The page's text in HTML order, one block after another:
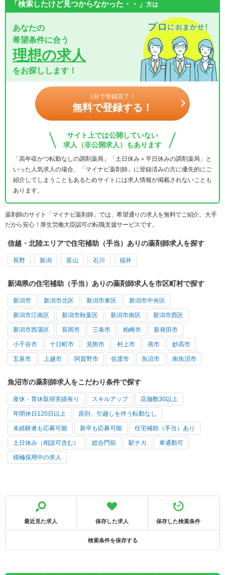
「検索したけど見つからなかった・・」 方は
あなたの
希望条件に合う
理想の求人
をお探しします！
1分で登録完了！
無料で登録する！
サイト上では公開していない
求人（非公開求人）もあります
「高年収かつ転勤なしの調剤薬局」「土日休み＋平日休みの調剤薬局」と
いった人気求人の場合、「マイナビ薬剤師」に登録済みの方に優先的にご
紹介してしまうこともあるためサイトには求人情報が掲載されないことも
あります。
薬剤師のサイト「マイナビ薬剤師」では、希望通りの求人を無料でご紹介。大手
だから安心！厚生労働大臣認可の転職支援サービスです。
信越・北陸エリアで住宅補助（手当）ありの薬剤師求人を探す
長野 新潟 富山 石川 福井
新潟県の住宅補助（手当）ありの薬剤師求人を市区町村で探す
新潟市 新潟市北区 新潟市東区 新潟市中央区
新潟市江南区 新潟市秋葉区 新潟市南区 新潟市西区
新潟市西蒲区 長岡市 三条市 柏崎市 新発田市
小千谷市 十日町市 見附市 村上市 燕市 妙高市
五泉市 上越市 阿賀野市 佐渡市 魚沼市 南魚沼市
魚沼市の薬剤師求人をこだわり条件で探す
産休・育休取得実績有り スキルアップ 店舗数30以上
年間休日120日以上 原則、引越しを伴う転勤なし
未経験者も応募可能 新卒も応募可能 住宅補助（手当）あり
土日休み（相談可含む） 総合門前 駅チカ 車通勤可
積極採用中の求人
最近見た求人 保存した求人 保存した検索条件
検索条件を保存する